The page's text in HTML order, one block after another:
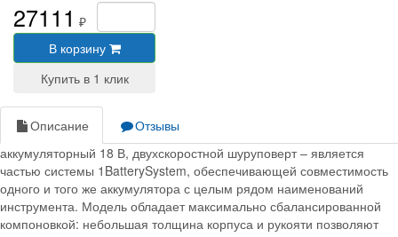
27111 ₽
В корзину
Описание
Отзывы
аккумуляторный 18 В, двухскоростной шуруповерт – является
частью системы 1BatterySystem, обеспечивающей совместимость
одного и того же аккумулятора с целым рядом наименований
инструмента. Модель обладает максимально сбалансированной
компоновкой: небольшая толщина корпуса и рукояти позволяют